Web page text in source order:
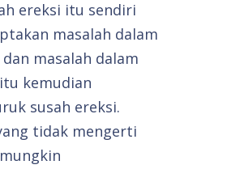
ereksi itu sendiri
masalah dalam
masalah dalam
kemudian
susah ereksi.
tidak mengerti